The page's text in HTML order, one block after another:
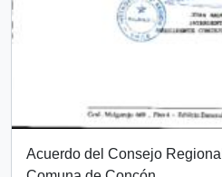
Acuerdo del Consejo